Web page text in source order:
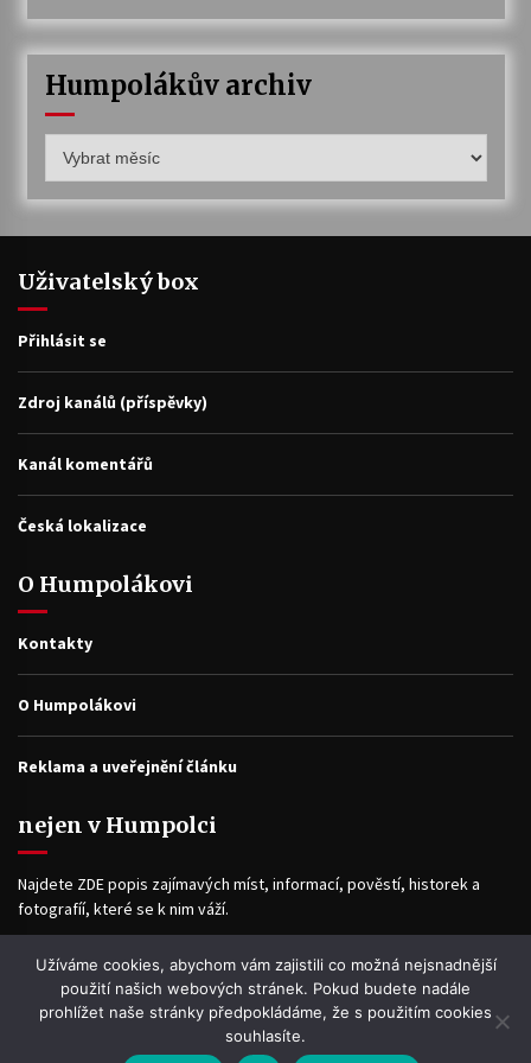
Humpolákův archiv
archiv
Uživatelský box
Přihlásit se
Zdroj kanálů (příspěvky)
Kanál komentářů
Česká lokalizace
O Humpolákovi
Kontakty
O Humpolákovi
Reklama a uveřejnění článku
nejen v Humpolci
Najdete ZDE popis zajímavých míst, informací, pověstí, historek a
fotografíí, které se k nim váží.
Facebook
Užíváme cookies, abychom vám zajistili co možná nejsnadnější
použití našich webových stránek. Pokud budete nadále
prohlížet naše stránky předpokládáme, že s použitím cookies
souhlasíte.